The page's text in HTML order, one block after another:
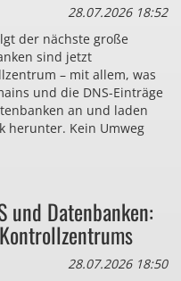
28.07.2026 18:52
der nächste große
sind jetzt
– mit allem, was
und die DNS-Einträge
an und laden
herunter. Kein Umweg
und Datenbanken:
28.07.2026 18:50